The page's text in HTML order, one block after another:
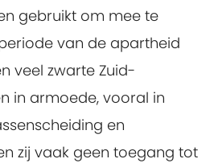
gebruikt om mee te
van de apartheid
veel zwarte Zuid-
in armoede, vooral in
en
zij vaak geen toegang tot